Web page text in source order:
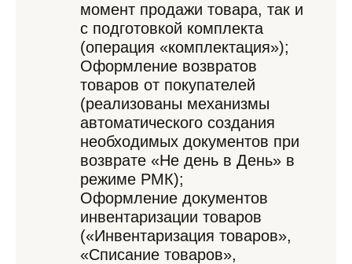
момент продажи товара, так и
с подготовкой комплекта
(операция «комплектация»);
Оформление возвратов
товаров от покупателей
(реализованы механизмы
автоматического создания
необходимых документов при
возврате «Не день в День» в
режиме РМК);
Оформление документов
инвентаризации товаров
(«Инвентаризация товаров»,
«Списание товаров»,